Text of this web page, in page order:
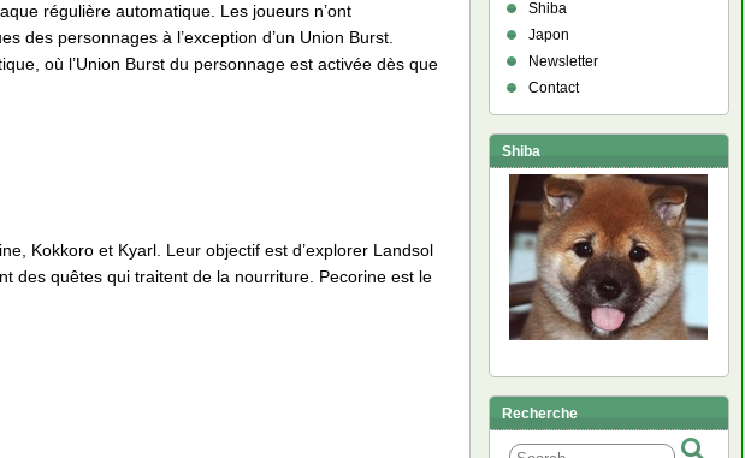
régulière automatique. Les joueurs n’ont
des personnages à l’exception d’un Union Burst.
où l’Union Burst du personnage est activée dès que
Kokkoro et Kyarl. Leur objectif est d’explorer Landsol
des quêtes qui traitent de la nourriture. Pecorine est le
Shiba
Japon
Newsletter
Contact
Shiba
Recherche